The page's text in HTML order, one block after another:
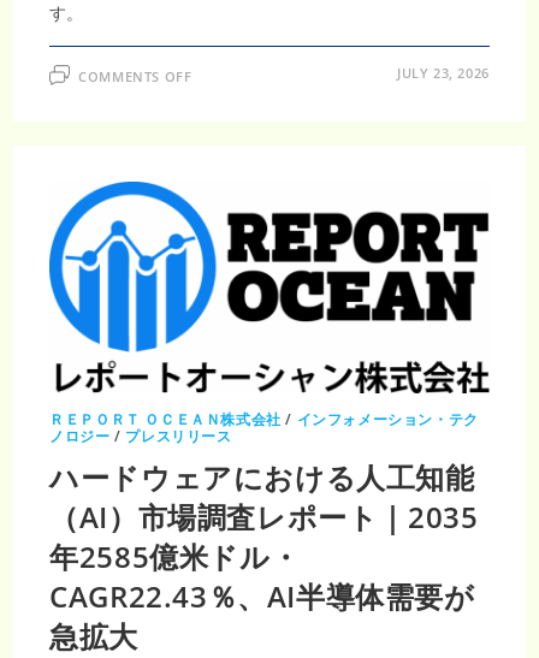
す。
COMMENTS OFFON
市
場
調
査
レ
ポ
ー
ト
年
171
億
3000
万
米
ド
ル・
CAGR5.82％、
半
導
体
製
造
の
高
JULY 23, 2026
ＲＥＰＯＲＴ ＯＣＥＡＮ株式会社 / インフォメーション・テク
ノロジー / プレスリリース
ハードウェアにおける人工知能
（AI）市場調査レポート｜2035
年2585億米ドル・
CAGR22.43％、AI半導体需要が
急拡大